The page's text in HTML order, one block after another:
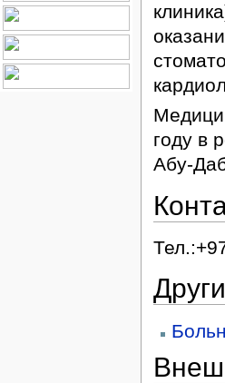
году в
Абу-